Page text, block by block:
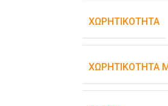
ΧΩΡΗΤΙΚΌΤΗΤΑ
ΧΩΡΗΤΙΚΌΤΗΤΑ